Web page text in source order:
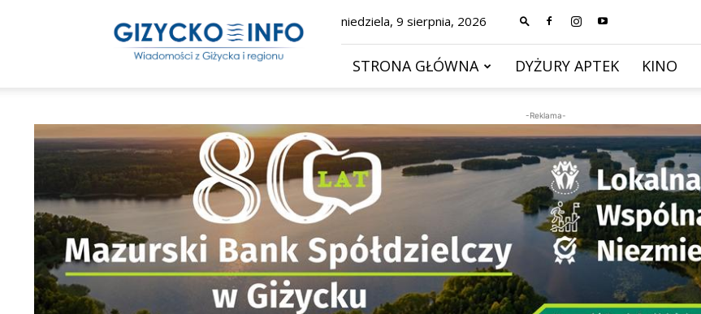
–
wiadomości
niedziela, 9 sierpnia, 2026
STRONA GŁÓWNA DYŻURY APTEK KINO
-Reklama-